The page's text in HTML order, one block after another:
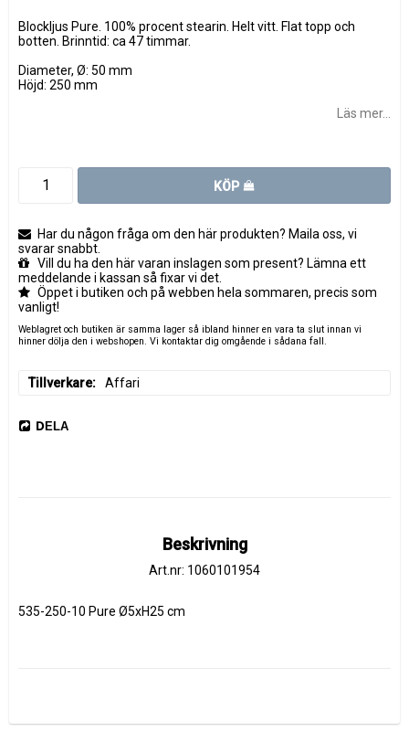
Blockljus Pure. 100% procent stearin. Helt vitt. Flat topp och
botten. Brinntid: ca 47 timmar.
Diameter, Ø: 50 mm
Höjd: 250 mm
Läs mer...
KÖP
Har du någon fråga om den här produkten? Maila oss, vi
svarar snabbt.
Vill du ha den här varan inslagen som present? Lämna ett
meddelande i kassan så fixar vi det.
Öppet i butiken och på webben hela sommaren, precis som
vanligt!
Weblagret och butiken är samma lager så ibland hinner en vara ta slut innan vi
hinner dölja den i webshopen. Vi kontaktar dig omgående i sådana fall.
Tillverkare Affari
DELA
Beskrivning
Art.nr: 1060101954
535-250-10 Pure Ø5xH25 cm